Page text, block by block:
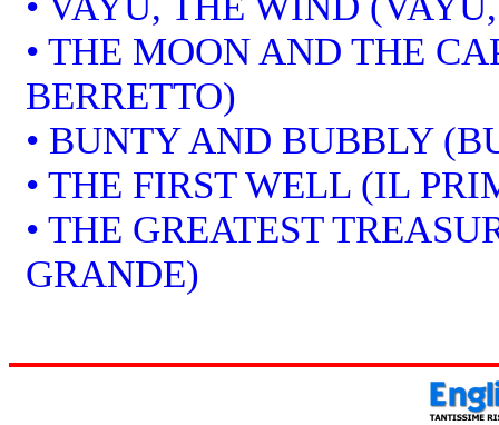
• THE MOON AND THE
BERRETTO)
• BUNTY AND BUBBLY
• THE FIRST WELL (IL
• THE GREATEST
GRANDE)